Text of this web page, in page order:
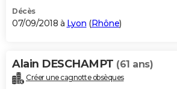
Décès
07/09/2018 à Lyon (Rhône)
Alain DESCHAMPT (61 ans)
Créer une cagnotte obsèques